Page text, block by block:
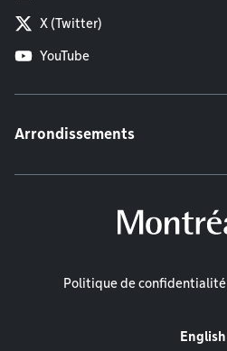
X (Twitter)
YouTube
Arrondissements
Mentions légales
Politique de confidentialité
English